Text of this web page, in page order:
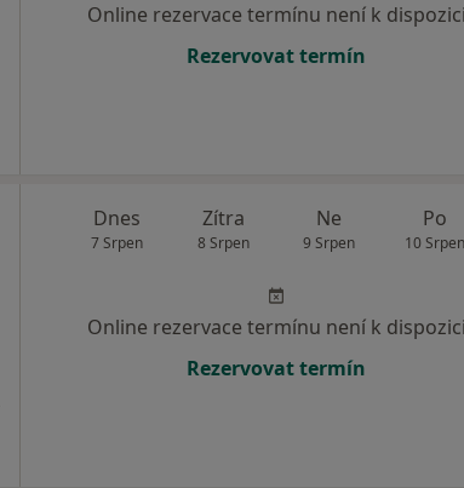
Online rezervace termínu není k dispozici
Rezervovat termín
Dnes
7 Srpen
Zítra
8 Srpen
Ne
9 Srpen
Po
10 Srpen
Online rezervace termínu není k dispozici
Rezervovat termín